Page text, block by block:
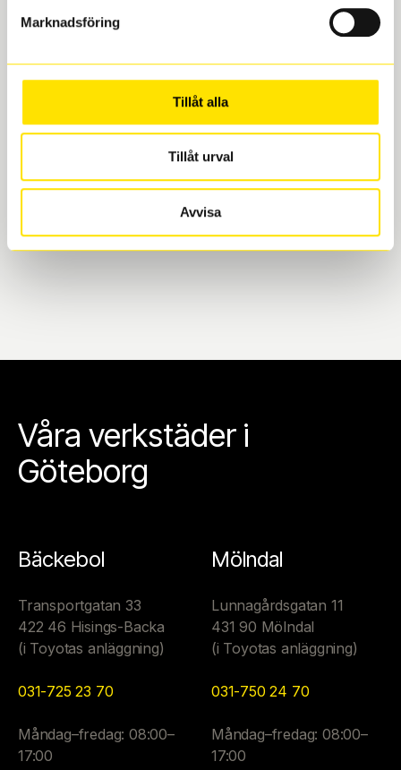
Marknadsföring
Tillåt alla
Tillåt urval
Avvisa
Boka och hämta hos Däckspecialen
När du beställer dina nya däck eller fälgar hos oss
levereras de direkt till någon av våra däckverkstäder i
Göteborg. Välj mellan Hisingen (Bäckebol) eller
Mölndal. I beställningen anger du datum och tid för
vi till att de uppfyller alla krav för en säker körning.
Våra verkstäder i
Göteborg
Bäckebol
Transportgatan 33
422 46 Hisings-Backa
(i Toyotas anläggning)
031-725 23 70
Måndag–fredag: 08:00–
17:00
Mölndal
Lunnagårdsgatan 11
431 90 Mölndal
(i Toyotas anläggning)
031-750 24 70
Måndag–fredag: 08:00–
17:00